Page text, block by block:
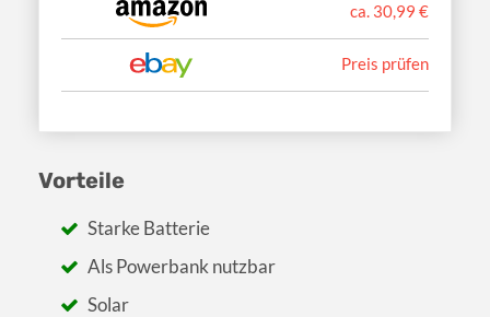
ca. 30,99 €
Preis prüfen
Vorteile
Starke Batterie
Als Powerbank nutzbar
Solar